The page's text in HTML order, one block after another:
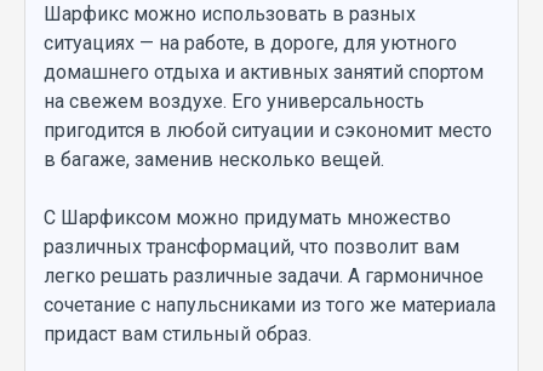
Шарфикс можно использовать в разных
ситуациях — на работе, в дороге, для уютного
домашнего отдыха и активных занятий спортом
на свежем воздухе. Его универсальность
пригодится в любой ситуации и сэкономит место
в багаже, заменив несколько вещей.
С Шарфиксом можно придумать множество
различных трансформаций, что позволит вам
легко решать различные задачи. А гармоничное
сочетание с напульсниками из того же материала
придаст вам стильный образ.